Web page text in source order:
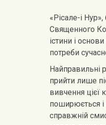
«Рісале-і
Священного
істини і
потреби
Найправильні
прийти лише
вивчення цієї
поширюється і
справжній